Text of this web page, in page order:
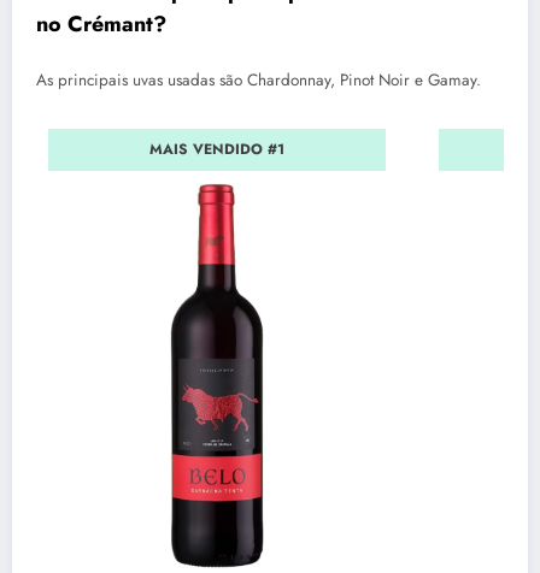
no Crémant?
As principais uvas usadas são Chardonnay, Pinot Noir e Gamay.
MAIS VENDIDO #1